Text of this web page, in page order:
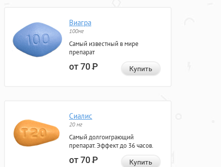
Виагра
100мг
Самый известный в мире
препарат
от 70Р Купить
Сиалис
20 мг
Самый долгоиграющий
препарат. Эффект до 36 часов.
от 70Р Купить